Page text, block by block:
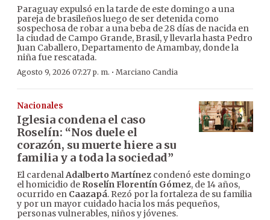
Paraguay expulsó en la tarde de este domingo a una
pareja de brasileños luego de ser detenida como
sospechosa de robar a una beba de 28 días de nacida en
la ciudad de Campo Grande, Brasil, y llevarla hasta Pedro
Juan Caballero, Departamento de Amambay, donde la
niña fue rescatada.
Agosto 9, 2026 07:27 p. m. · Marciano Candia
Nacionales
Iglesia condena el caso
Roselín: “Nos duele el
corazón, su muerte hiere a su
familia y a toda la sociedad”
El cardenalAdalberto Martínez condenó este domingo
el homicidio de Roselín Florentín Gómez, de 14 años,
ocurrido en Caazapá. Rezó por la fortaleza de su familia
y por un mayor cuidado hacia los más pequeños,
personas vulnerables, niños y jóvenes.